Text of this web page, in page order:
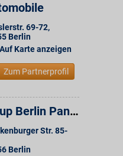
69-72,
Berlin
Auf Karte anzeigen
Zum Partnerprofil
Renault Retail Group Berlin Pankow
Str. 85-
Berlin